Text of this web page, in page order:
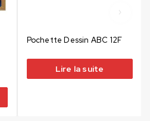
Pochette Dessin ABC 12F
Lire la suite